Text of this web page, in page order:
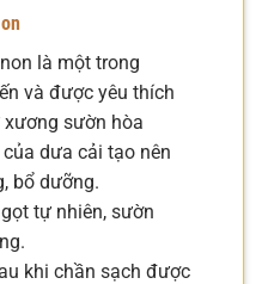
là một trong
và được yêu thích
sườn hòa
dưa cải tạo nên
bổ dưỡng.
tự nhiên, sườn
khi chần sạch được